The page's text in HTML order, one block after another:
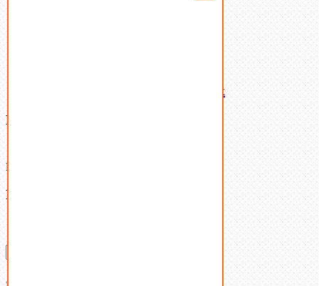
Латунный и бронзовый крепеж
Ваша корзина
В корзине нет товаров.
Поиск